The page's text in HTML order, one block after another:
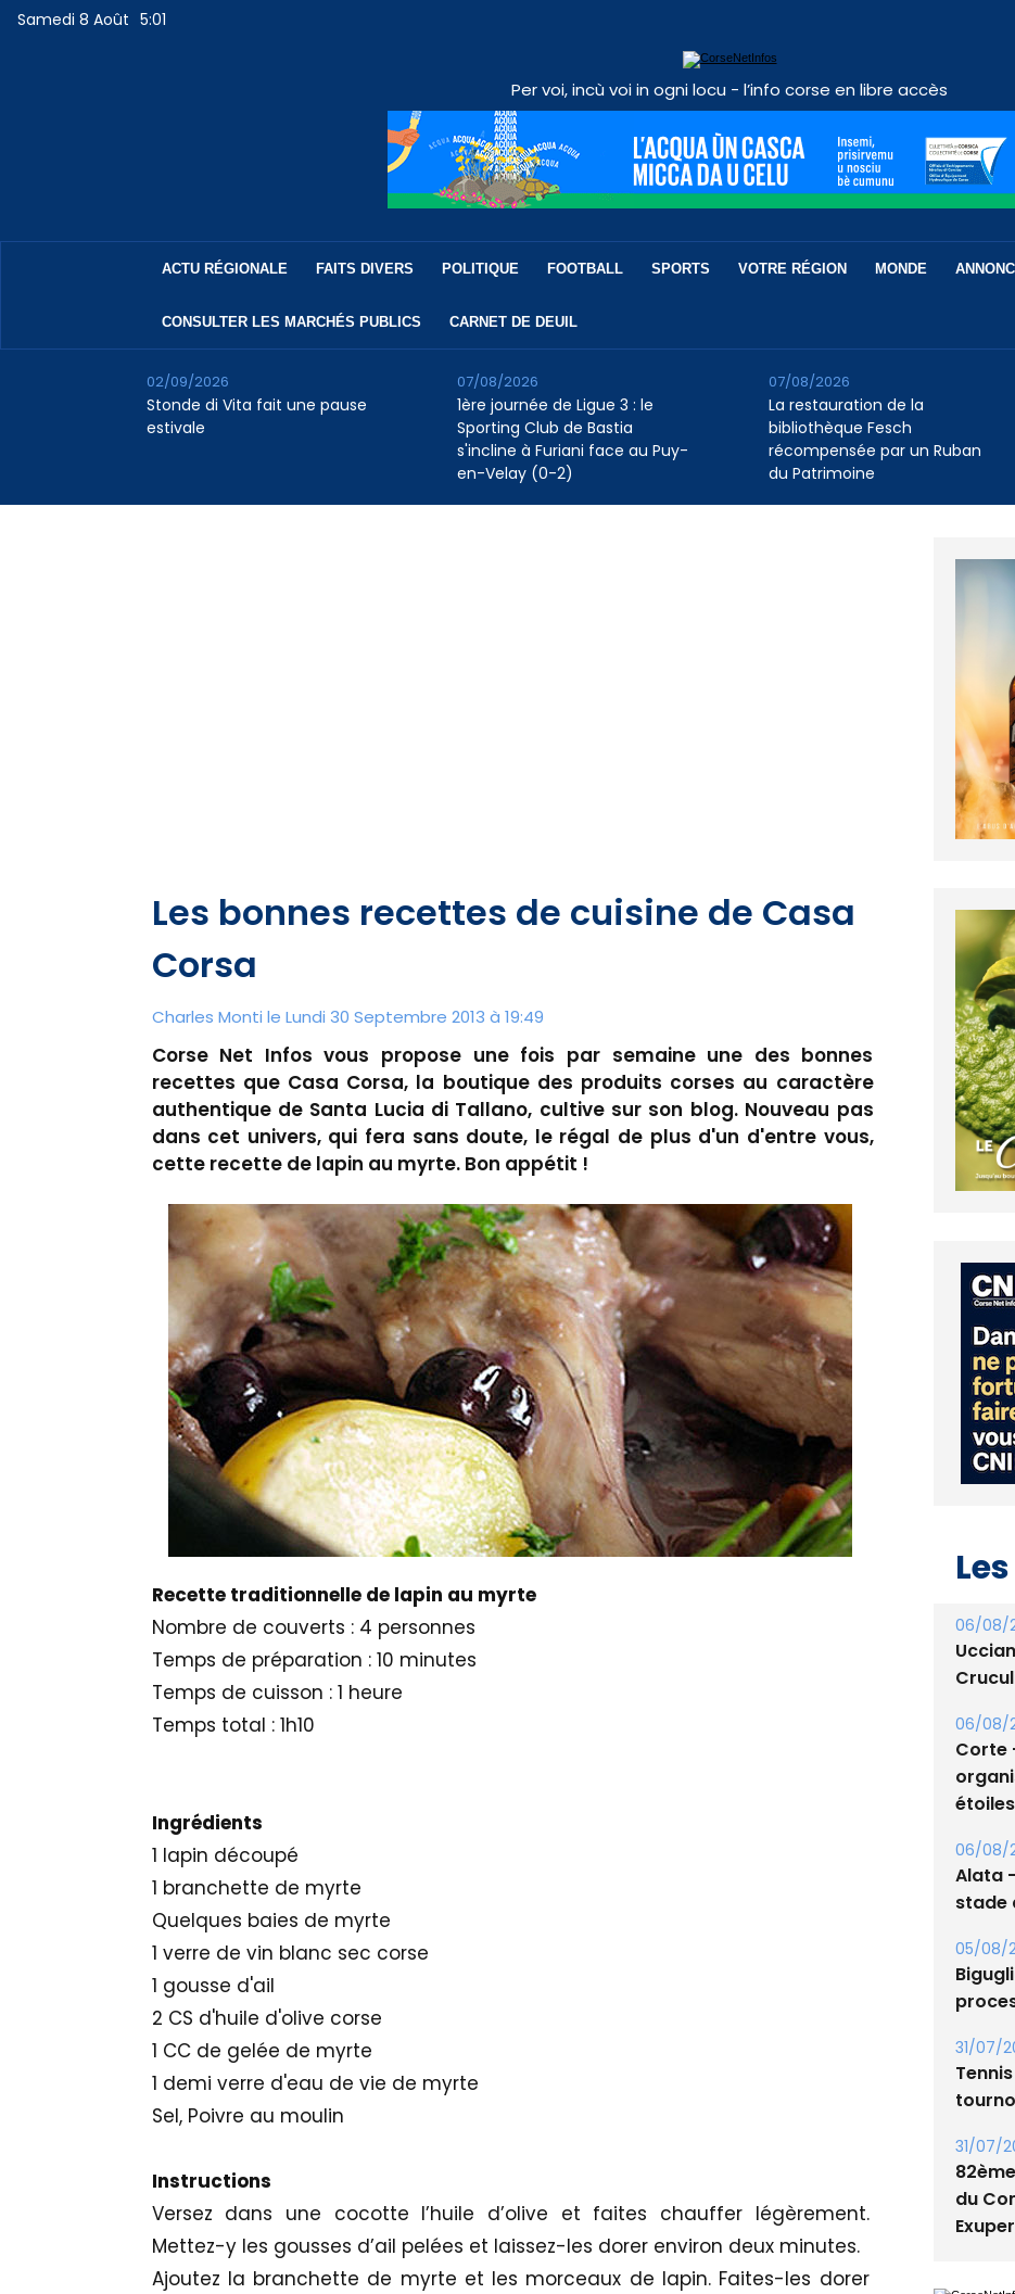
Samedi 8 Août 5:01
Per voi, incù voi in ogni locu - l’info corse en libre accès
ACTU RÉGIONALE FAITS DIVERS POLITIQUE FOOTBALL SPORTS VOTRE RÉGION MONDE
CONSULTER LES MARCHÉS PUBLICS CARNET DE DEUIL
Stonde di Vita fait une pause
estivale
02/09/2026
1ère journée de Ligue 3 : le
Sporting Club de Bastia
s'incline à Furiani face au Puy-
en-Velay (0-2)
07/08/2026
La restauration de la
bibliothèque Fesch
récompensée par un Ruban
du Patrimoine
07/08/2026
Les bonnes recettes de cuisine de Casa
Corsa
Charles Monti le Lundi 30 Septembre 2013 à 19:49
Corse Net Infos vous propose une fois par semaine une des bonnes
recettes que Casa Corsa, la boutique des produits corses au caractère
authentique de Santa Lucia di Tallano, cultive sur son blog. Nouveau pas
dans cet univers, qui fera sans doute, le régal de plus d'un d'entre vous,
cette recette de lapin au myrte. Bon appétit !
Recette traditionnelle de lapin au myrte
Nombre de couverts : 4 personnes
Temps de préparation : 10 minutes
Temps de cuisson : 1 heure
Temps total : 1h10
Ingrédients
1 lapin découpé
1 branchette de myrte
Quelques baies de myrte
1 verre de vin blanc sec corse
1 gousse d'ail
2 CS d'huile d'olive corse
1 CC de gelée de myrte
1 demi verre d'eau de vie de myrte
Sel, Poivre au moulin
Instructions
Versez dans une cocotte l’huile d’olive et faites chauffer légèrement.
Mettez-y les gousses d’ail pelées et laissez-les dorer environ deux minutes.
Ajoutez la branchette de myrte et les morceaux de lapin. Faites-les dorer
06/08/
06/08/
Corte
étoiles
06/08/
Alata
stade
05/08/
31/07/
31/07/
du